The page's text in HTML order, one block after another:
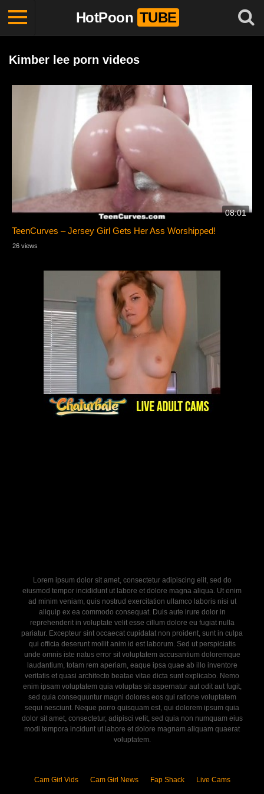
HotPoon TUBE
Kimber lee porn videos
08:01
TeenCurves – Jersey Girl Gets Her Ass Worshipped!
26 views
Lorem ipsum dolor sit amet, consectetur adipiscing elit, sed do
eiusmod tempor incididunt ut labore et dolore magna aliqua. Ut enim
ad minim veniam, quis nostrud exercitation ullamco laboris nisi ut
aliquip ex ea commodo consequat. Duis aute irure dolor in
reprehenderit in voluptate velit esse cillum dolore eu fugiat nulla
pariatur. Excepteur sint occaecat cupidatat non proident, sunt in culpa
qui officia deserunt mollit anim id est laborum. Sed ut perspiciatis
unde omnis iste natus error sit voluptatem accusantium doloremque
laudantium, totam rem aperiam, eaque ipsa quae ab illo inventore
veritatis et quasi architecto beatae vitae dicta sunt explicabo. Nemo
enim ipsam voluptatem quia voluptas sit aspernatur aut odit aut fugit,
sed quia consequuntur magni dolores eos qui ratione voluptatem
sequi nesciunt. Neque porro quisquam est, qui dolorem ipsum quia
dolor sit amet, consectetur, adipisci velit, sed quia non numquam eius
modi tempora incidunt ut labore et dolore magnam aliquam quaerat
voluptatem.
Cam Girl Vids Cam Girl News Fap Shack Live Cams